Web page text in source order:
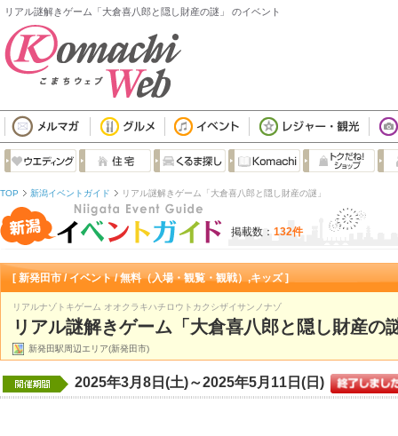
リアル謎解きゲーム「大倉喜八郎と隠し財産の謎」 のイベント
TOP 新潟イベントガイド リアル謎解きゲーム「大倉喜八郎と隠し財産の謎」
掲載数： 132件
[ 新発田市 / イベント / 無料（入場・観覧・観戦）,キッズ ]
リアルナゾトキゲーム オオクラキハチロウトカクシザイサンノナゾ
リアル謎解きゲーム「大倉喜八郎と隠し財産の
新発田駅周辺エリア(新発田市)
2025年3月8日(土)～2025年5月11日(日)